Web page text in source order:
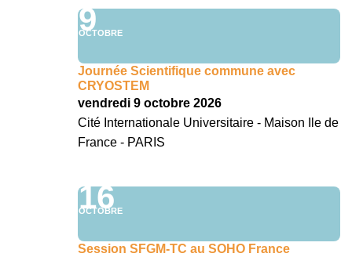
9
OCTOBRE
Journée Scientifique commune avec
CRYOSTEM
vendredi 9 octobre 2026
Cité Internationale Universitaire - Maison Ile de
France - PARIS
16
OCTOBRE
Session SFGM-TC au SOHO France